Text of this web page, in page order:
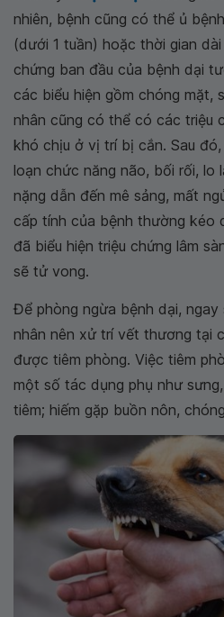
nhiên, bệnh cũng có thể ủ
(dưới 1 tuần) hoặc thời gian
chứng ban đầu của bệnh dại
các biểu hiện gồm chóng mặt,
nhân cũng có thể có các triệu
khó chịu ở vị trí bị cắn. Sau
loạn chức năng não, bối rối, lo
nặng dẫn đến mê sảng, mất
cấp tính của bệnh thường kéo
đã biểu hiện triệu chứng lâm
sẽ tử vong.
Để phòng ngừa bệnh dại, ngay
nhân nên xử trí vết thương tại
được tiêm phòng. Việc tiêm
một số tác dụng phụ như
tiêm; hiếm gặp buồn nôn,